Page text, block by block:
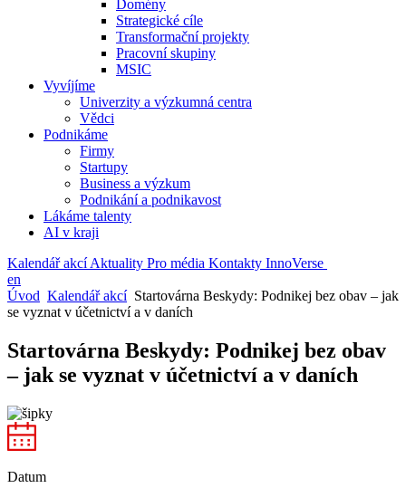
Domény
Strategické cíle
Transformační projekty
Pracovní skupiny
MSIC
Vyvíjíme
Univerzity a výzkumná centra
Vědci
Podnikáme
Firmy
Startupy
Business a výzkum
Podnikání a podnikavost
Lákáme talenty
AI v kraji
Kalendář akcí Aktuality Pro média Kontakty InnoVerse
en
Úvod Kalendář akcí Startovárna Beskydy: Podnikej bez obav – jak
se vyznat v účetnictví a v daních
Startovárna Beskydy: Podnikej bez obav
– jak se vyznat v účetnictví a v daních
Datum